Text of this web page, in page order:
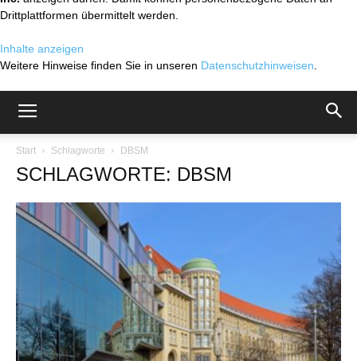
Drittplattformen übermittelt werden.
Inhalte anzeigen
Weitere Hinweise finden Sie in unseren Datenschutzhinweisen
Start Schlagworte DBSM
SCHLAGWORTE: DBSM